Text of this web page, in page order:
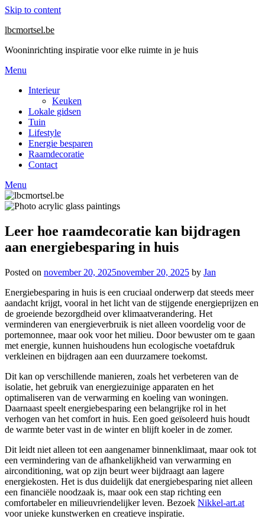
Skip to content
lbcmortsel.be
Wooninrichting inspiratie voor elke ruimte in je huis
Menu
Interieur
Keuken
Lokale gidsen
Tuin
Lifestyle
Energie besparen
Raamdecoratie
Contact
Menu
Leer hoe raamdecoratie kan bijdragen
aan energiebesparing in huis
Posted on november 20, 2025november 20, 2025 by Jan
Energiebesparing in huis is een cruciaal onderwerp dat steeds meer
aandacht krijgt, vooral in het licht van de stijgende energieprijzen en
de groeiende bezorgdheid over klimaatverandering. Het
verminderen van energieverbruik is niet alleen voordelig voor de
portemonnee, maar ook voor het milieu. Door bewuster om te gaan
met energie, kunnen huishoudens hun ecologische voetafdruk
verkleinen en bijdragen aan een duurzamere toekomst.
Dit kan op verschillende manieren, zoals het verbeteren van de
isolatie, het gebruik van energiezuinige apparaten en het
optimaliseren van de verwarming en koeling van woningen.
Daarnaast speelt energiebesparing een belangrijke rol in het
verhogen van het comfort in huis. Een goed geïsoleerd huis houdt
de warmte beter vast in de winter en blijft koeler in de zomer.
Dit leidt niet alleen tot een aangenamer binnenklimaat, maar ook tot
een vermindering van de afhankelijkheid van verwarming en
airconditioning, wat op zijn beurt weer bijdraagt aan lagere
energiekosten. Het is dus duidelijk dat energiebesparing niet alleen
een financiële noodzaak is, maar ook een stap richting een
comfortabeler en milieuvriendelijker leven. Bezoek Nikkel-art.at
voor unieke kunstwerken en creatieve inspiratie.